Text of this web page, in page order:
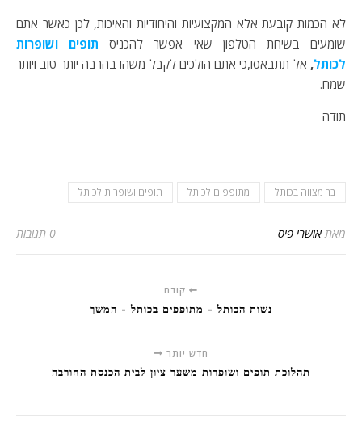
לא הכמות קובעת אלא המקצועיות והיחודיות והאיכות, לכן כאשר אתם
שומעים בשיחת הטלפון שאי אפשר להכניס תופים ושופרות
לכותל, אל תתבאסו,כי אתם הולכים לקבל משהו בהרבה יותר טוב ויותר
שמח.
תודה
בר מצווה בכותל מתופפים לכותל תופים ושופרות לכותל
מאתאושרי פיס 0 תגובות
קודם
נשות הכותל - מתופפים בכותל - המשך
חדש יותר
תהלוכת תופים ושופרות משער ציון לבית הכנסת החורבה